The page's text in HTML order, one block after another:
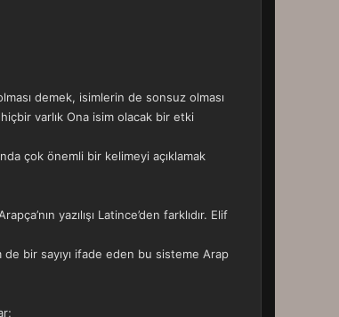
demek, isimlerin de sonsuz olması
varlık Ona isim olacak bir etki
çok önemli bir kelimeyi açıklamak
yazılışı Latince’den farklıdır. Elif
bir sayıyı ifade eden bu sisteme Arap